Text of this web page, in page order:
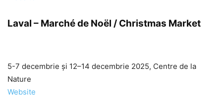
Laval – Marché de Noël / Christmas Market
5-7 decembrie și 12–14 decembrie 2025, Centre de la
Nature
Website